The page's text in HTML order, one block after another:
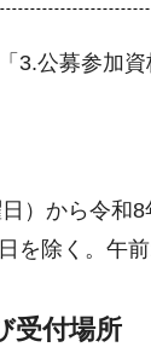
3.公募参加
）から令和
を除く。午
受付場所